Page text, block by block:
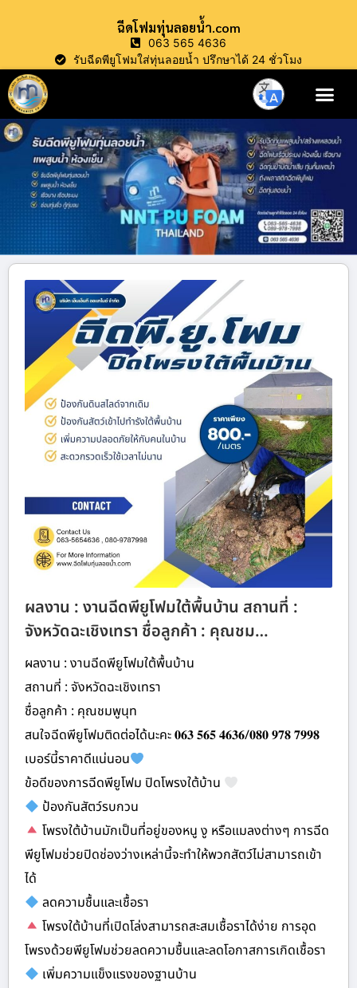
ฉีดโฟมทุ่นลอยน้ำ.com
063 565 4636
รับฉีดพียูโฟมใส่ทุ่นลอยน้ำ ปรึกษาได้ 24 ชั่วโมง
ผลงาน : งานฉีดพียูโฟมใต้พื้นบ้าน สถานที่ :
จังหวัดฉะเชิงเทรา ชื่อลูกค้า : คุณชม…
ผลงาน : งานฉีดพียูโฟมใต้พื้นบ้าน
สถานที่ : จังหวัดฉะเชิงเทรา
ชื่อลูกค้า : คุณชมพูนุท
สนใจฉีดพียูโฟมติดต่อได้นะคะ 𝟎𝟔𝟑 𝟓𝟔𝟓 𝟒𝟔𝟑𝟔/𝟎𝟖𝟎 𝟗𝟕𝟖 𝟕𝟗𝟗𝟖
เบอร์นี้ราคาดีแน่นอน
ข้อดีของการฉีดพียูโฟม ปิดโพรงใต้บ้าน
ป้องกันสัตว์รบกวน
โพรงใต้บ้านมักเป็นที่อยู่ของหนู งู หรือแมลงต่างๆ การฉีด
พียูโฟมช่วยปิดช่องว่างเหล่านี้จะทำให้พวกสัตว์ไม่สามารถเข้า
ได้
ลดความชื้นและเชื้อรา
โพรงใต้บ้านที่เปิดโล่งสามารถสะสมเชื้อราได้ง่าย การอุด
โพรงด้วยพียูโฟมช่วยลดความชื้นและลดโอกาสการเกิดเชื้อรา
เพิ่มความแข็งแรงของฐานบ้าน